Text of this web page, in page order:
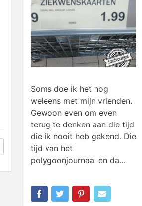
Soms doe ik het nog
weleens met mijn vrienden.
Gewoon even om even
terug te denken aan die tijd
die ik nooit heb gekend. Die
tijd van het
polygoonjournaal en da...